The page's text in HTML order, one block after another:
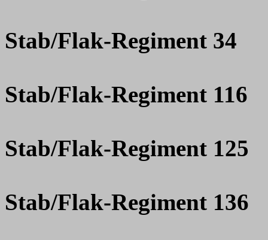
Stab/Flak-Regiment 34
Stab/Flak-Regiment 116
Stab/Flak-Regiment 125
Stab/Flak-Regiment 136